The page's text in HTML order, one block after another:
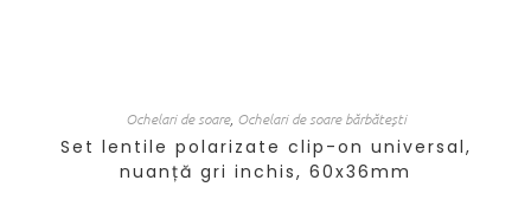
Ochelari de soare, Ochelari de soare bărbătești
Set lentile polarizate clip-on universal,
nuanță gri inchis, 60x36mm